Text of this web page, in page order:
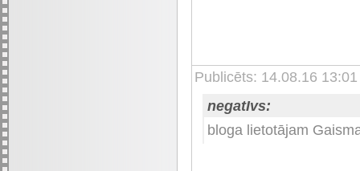
Publicēts: 14.08.16 13:01
negatIvs:
bloga lietotājam